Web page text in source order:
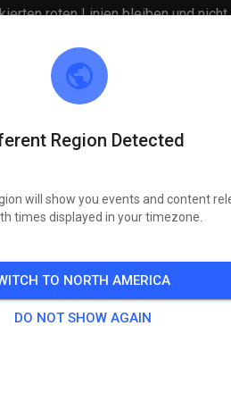
roten Linien bleiben und
Region Detected
will show you events and content
times displayed in your timezone.
TO NORTH AMERICA
DO NOT SHOW AGAIN